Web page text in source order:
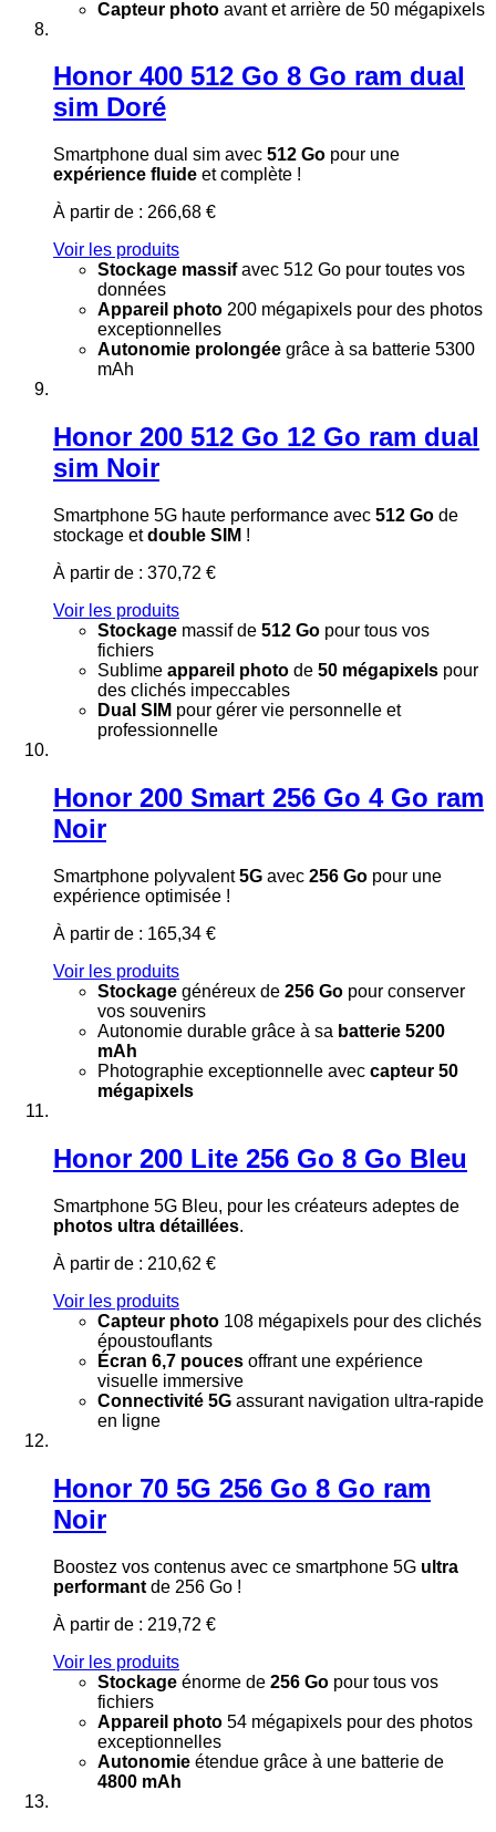
Capteur photo avant et arrière de 50 mégapixels
Honor 400 512 Go 8 Go ram dual
sim Doré
Smartphone dual sim avec 512 Go pour une
expérience fluide et complète !
À partir de : 266,68 €
Voir les produits
Stockage massifavec 512 Go pour toutes vos
données
Appareil photo 200 mégapixels pour des photos
exceptionnelles
Autonomie prolongée grâce à sa batterie 5300
mAh
Honor 200 512 Go 12 Go ram dual
sim Noir
Smartphone 5G haute performance avec 512 Go de
stockage etdouble SIM !
À partir de : 370,72 €
Voir les produits
Stockage massif de 512 Go pour tous vos
fichiers
Sublime appareil photo de 50 mégapixels pour
des clichés impeccables
Dual SIM pour gérer vie personnelle et
professionnelle
Honor 200 Smart 256 Go 4 Go ram
Noir
Smartphone polyvalent5G avec 256 Go pour une
expérience optimisée !
À partir de : 165,34 €
Voir les produits
Stockage généreux de 256 Go pour conserver
vos souvenirs
Autonomie durable grâce à sa batterie 5200
mAh
Photographie exceptionnelle avec capteur 50
mégapixels
Honor 200 Lite 256 Go 8 Go Bleu
Smartphone 5G Bleu, pour les créateurs adeptes de
photos ultra détaillées.
À partir de : 210,62 €
Voir les produits
Capteur photo 108 mégapixels pour des clichés
époustouflants
Écran 6,7 pouces offrant une expérience
visuelle immersive
Connectivité 5G assurant navigation ultra-rapide
en ligne
Honor 70 5G 256 Go 8 Go ram
Noir
Boostez vos contenus avec ce smartphone 5G ultra
performant de 256 Go !
À partir de : 219,72 €
Voir les produits
Stockage énorme de 256 Go pour tous vos
fichiers
Appareil photo 54 mégapixels pour des photos
exceptionnelles
Autonomie étendue grâce à une batterie de
4800 mAh